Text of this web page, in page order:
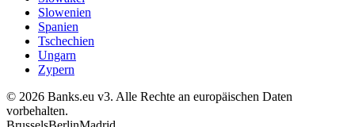
Slowenien
Spanien
Tschechien
Ungarn
Zypern
© 2026 Banks.eu v3. Alle Rechte an europäischen Daten
vorbehalten.